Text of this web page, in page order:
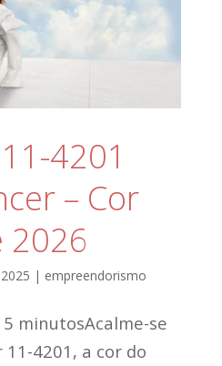
11-4201
– Cor
2026
| empreendorismo
minutosAcalme-se
11-4201, a cor do